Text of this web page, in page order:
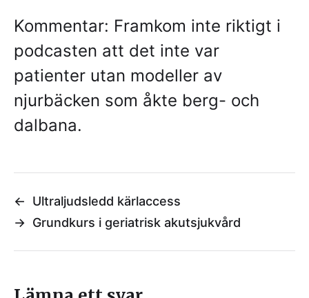
Kommentar: Framkom inte riktigt i
podcasten att det inte var
patienter utan modeller av
njurbäcken som åkte berg- och
dalbana.
←
Ultraljudsledd kärlaccess
→ Grundkurs i geriatrisk akutsjukvård